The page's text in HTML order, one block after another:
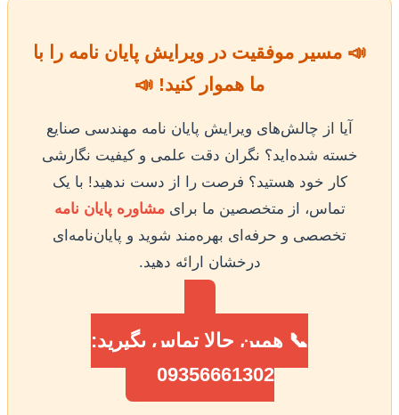
📣 مسیر موفقیت در ویرایش پایان نامه را با
ما هموار کنید! 📣
آیا از چالش‌های ویرایش پایان نامه مهندسی صنایع
خسته شده‌اید؟ نگران دقت علمی و کیفیت نگارشی
کار خود هستید؟ فرصت را از دست ندهید! با یک
تماس، از متخصصین ما برایمشاوره پایان نامه
تخصصی و حرفه‌ای بهره‌مند شوید و پایان‌نامه‌ای
درخشان ارائه دهید.
📞 همین حالا تماس بگیرید:
09356661302